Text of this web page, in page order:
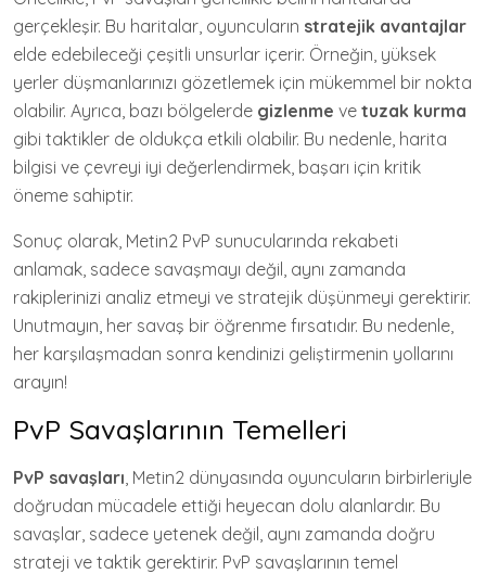
gerçekleşir. Bu haritalar, oyuncuların stratejik avantajlar
elde edebileceği çeşitli unsurlar içerir. Örneğin, yüksek
yerler düşmanlarınızı gözetlemek için mükemmel bir nokta
olabilir. Ayrıca, bazı bölgelerde gizlenme ve tuzak kurma
gibi taktikler de oldukça etkili olabilir. Bu nedenle, harita
bilgisi ve çevreyi iyi değerlendirmek, başarı için kritik
öneme sahiptir.
Sonuç olarak, Metin2 PvP sunucularında rekabeti
anlamak, sadece savaşmayı değil, aynı zamanda
rakiplerinizi analiz etmeyi ve stratejik düşünmeyi gerektirir.
Unutmayın, her savaş bir öğrenme fırsatıdır. Bu nedenle,
her karşılaşmadan sonra kendinizi geliştirmenin yollarını
arayın!
PvP Savaşlarının Temelleri
PvP savaşları, Metin2 dünyasında oyuncuların birbirleriyle
doğrudan mücadele ettiği heyecan dolu alanlardır. Bu
savaşlar, sadece yetenek değil, aynı zamanda doğru
strateji ve taktik gerektirir. PvP savaşlarının temel